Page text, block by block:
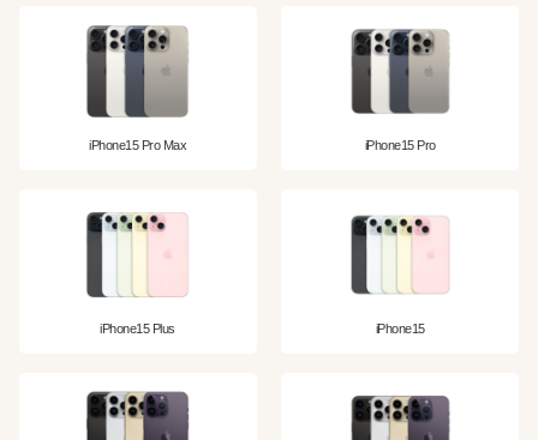
iPhone15 Pro Max iPhone15 Pro
iPhone15 Plus iPhone15